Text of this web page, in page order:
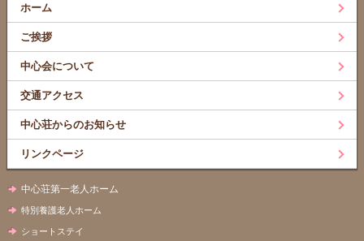
ホーム
ご挨拶
中心会について
交通アクセス
中心荘からのお知らせ
リンクページ
中心荘第一老人ホーム
特別養護老人ホーム
ショートステイ